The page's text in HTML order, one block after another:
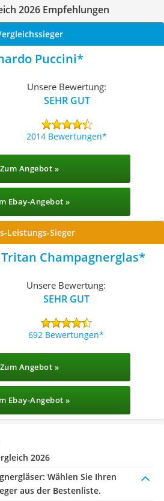
2026 Empfehlungen
Puccini
Unsere Bewertung:
SEHR GUT
2014 Bewertungen
Zum Angebot »
Ebay-Angebot »
Leistungs-Sieger
Champagnerglas
Unsere Bewertung:
SEHR GUT
692 Bewertungen
Zum Angebot »
Ebay-Angebot »
2026
Wählen Sie Ihren
aus der Bestenliste.